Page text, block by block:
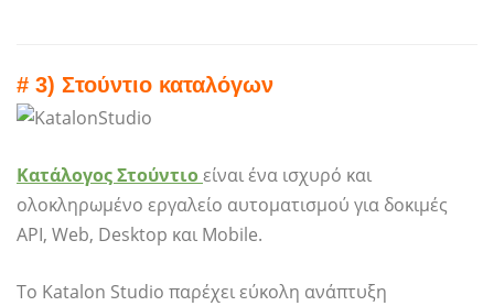
# 3) Στούντιο καταλόγων
Κατάλογος Στούντιοείναι ένα ισχυρό και
ολοκληρωμένο εργαλείο αυτοματισμού για δοκιμές
API, Web, Desktop και Mobile.
Το Katalon Studio παρέχει εύκολη ανάπτυξη